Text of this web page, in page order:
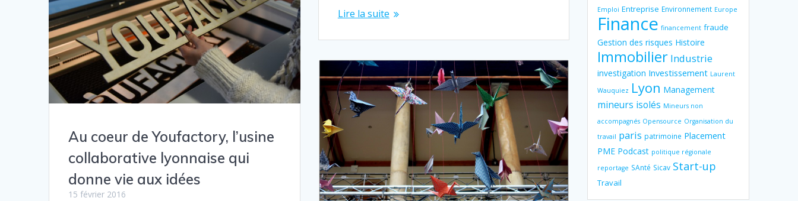
Lire la suite
Au coeur de Youfactory, l’usine
collaborative lyonnaise qui
donne vie aux idées
15 février 2016
Emploi Entreprise Environnement Europe
Finance financement fraude
Gestion des risques Histoire
Immobilier Industrie
investigation Investissement Laurent
Wauquiez Lyon Management
mineurs isolés Mineurs non
accompagnés Opensource Organisation du
travail paris patrimoine Placement
PME Podcast politique régionale
reportage SAnté Sicav Start-up
Travail